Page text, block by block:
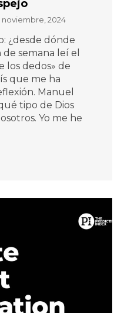
noviembre, 2024
¿desde dónde
semana leí el
los dedos» de
que me ha
Manuel
tipo de Dios
Yo me he